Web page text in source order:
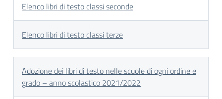
Elenco libri di testo classi seconde
Elenco libri di testo classi terze
Adozione dei libri di testo nelle scuole di ogni ordine e
grado – anno scolastico 2021/2022